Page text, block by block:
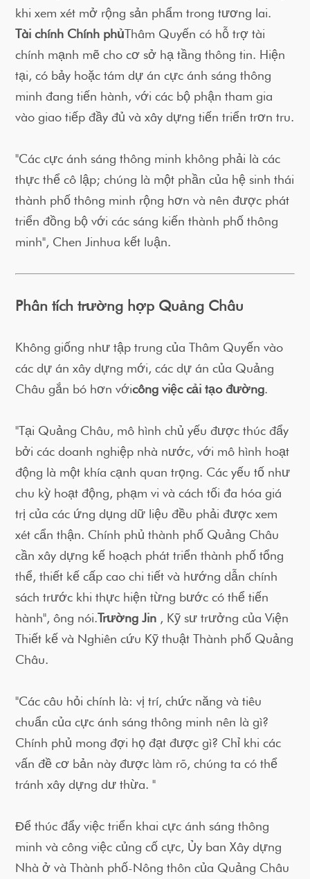
khi xem xét mở rộng sản phẩm trong tương lai.
Tài chính Chính phủThâm Quyến có hỗ trợ tài
chính mạnh mẽ cho cơ sở hạ tầng thông tin. Hiện
tại, có bảy hoặc tám dự án cực ánh sáng thông
minh đang tiến hành, với các bộ phận tham gia
vào giao tiếp đầy đủ và xây dựng tiến triển trơn tru.
"Các cực ánh sáng thông minh không phải là các
thực thể cô lập; chúng là một phần của hệ sinh thái
thành phố thông minh rộng hơn và nên được phát
triển đồng bộ với các sáng kiến thành phố thông
minh", Chen Jinhua kết luận.
Phân tích trường hợp Quảng Châu
Không giống như tập trung của Thâm Quyến vào
các dự án xây dựng mới, các dự án của Quảng
Châu gắn bó hơn vớicông việc cải tạo đường.
"Tại Quảng Châu, mô hình chủ yếu được thúc đẩy
bởi các doanh nghiệp nhà nước, với mô hình hoạt
động là một khía cạnh quan trọng. Các yếu tố như
chu kỳ hoạt động, phạm vi và cách tối đa hóa giá
trị của các ứng dụng dữ liệu đều phải được xem
xét cẩn thận. Chính phủ thành phố Quảng Châu
cần xây dựng kế hoạch phát triển thành phố tổng
thể, thiết kế cấp cao chi tiết và hướng dẫn chính
sách trước khi thực hiện từng bước có thể tiến
hành", ông nói.Trường Jin , Kỹ sư trưởng của Viện
Thiết kế và Nghiên cứu Kỹ thuật Thành phố Quảng
Châu.
"Các câu hỏi chính là: vị trí, chức năng và tiêu
chuẩn của cực ánh sáng thông minh nên là gì?
Chính phủ mong đợi họ đạt được gì? Chỉ khi các
vấn đề cơ bản này được làm rõ, chúng ta có thể
tránh xây dựng dư thừa. "
Để thúc đẩy việc triển khai cực ánh sáng thông
minh và công việc củng cố cực, Ủy ban Xây dựng
Nhà ở và Thành phố-Nông thôn của Quảng Châu